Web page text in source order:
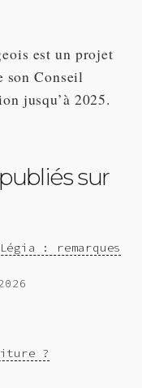
est un projet
son Conseil
jusqu’à 2025.
sur
: remarques
?